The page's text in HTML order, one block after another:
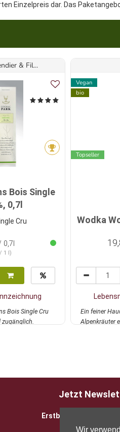
Wir
Einzelpreis dar. Das
& Fil...
Bois Single
0,7l
Cru
0,7l
1 l)
Bois Single Cru
zugänglich.
Vegan
bio
Topseller
Wodka
Ein feiner
Alpenkräuter
Jetzt
Erstbesteller sparen 5